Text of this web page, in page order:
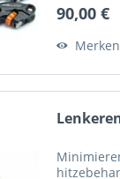
90,00 €
Merken